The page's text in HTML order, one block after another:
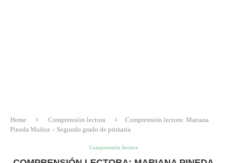
Home Comprensión lectora
Comprensión lectora: Mariana
Pineda Muñoz – Segundo grado de primaria
Comprensión lectora